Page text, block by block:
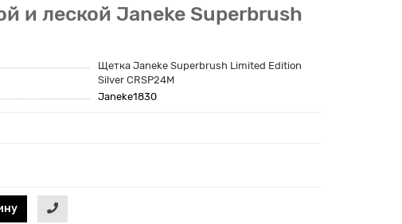
и леской Janeke Superbrush
Щетка Janeke Superbrush Limited Edition
Silver CRSP24M
Janeke1830